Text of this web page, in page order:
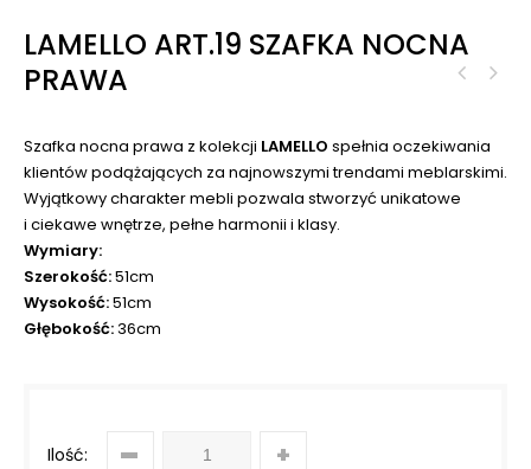
LAMELLO ART.19 SZAFKA NOCNA
PRAWA
Szafka nocna prawa z kolekcji LAMELLO spełnia oczekiwania
klientów podążających za najnowszymi trendami meblarskimi.
Wyjątkowy charakter mebli pozwala stworzyć unikatowe
i ciekawe wnętrze, pełne harmonii i klasy.
Wymiary:
Szerokość:51cm
Wysokość:51cm
Głębokość:36cm
Ilość: